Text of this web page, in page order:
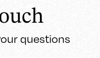
questions